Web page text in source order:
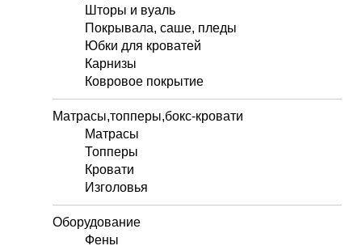
Шторы и вуаль
Покрывала, саше, пледы
Юбки для кроватей
Карнизы
Ковровое покрытие
Матрасы,топперы,бокс-кровати
Матрасы
Топперы
Кровати
Изголовья
Оборудование
Фены